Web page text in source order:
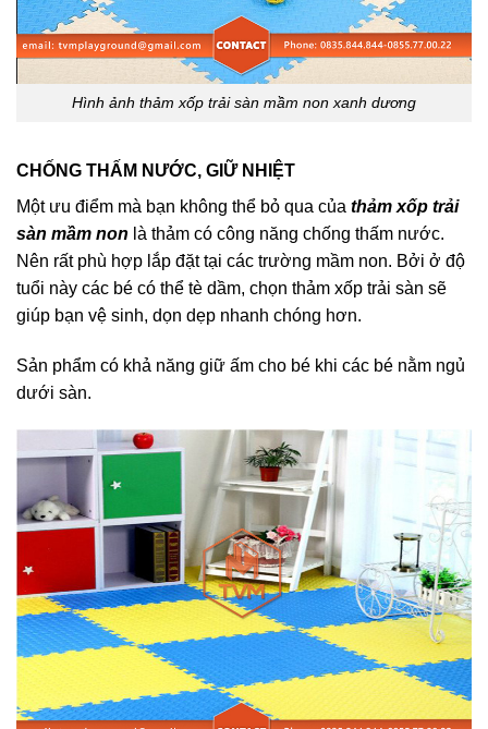
Hình ảnh thảm xốp trải sàn mầm non xanh dương
CHỐNG THẤM NƯỚC, GIỮ NHIỆT
Một ưu điểm mà bạn không thể bỏ qua của thảm xốp trải
sàn mầm non là thảm có công năng chống thấm nước.
Nên rất phù hợp lắp đặt tại các trường mầm non. Bởi ở độ
tuổi này các bé có thể tè dầm, chọn thảm xốp trải sàn sẽ
giúp bạn vệ sinh, dọn dẹp nhanh chóng hơn.
Sản phẩm có khả năng giữ ấm cho bé khi các bé nằm ngủ
dưới sàn.